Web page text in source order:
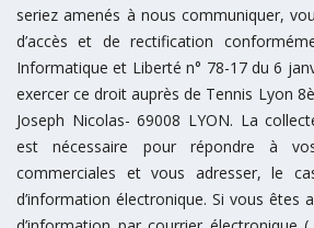
seriez amenés à nous communiquer,
d’accès et de rectification
Informatique et Liberté n° 78-17 du 6
exercer ce droit auprès de Tennis Lyon
Joseph Nicolas- 69008 LYON. La
est nécessaire pour répondre à
commerciales et vous adresser, le
d’information électronique. Si vous êtes